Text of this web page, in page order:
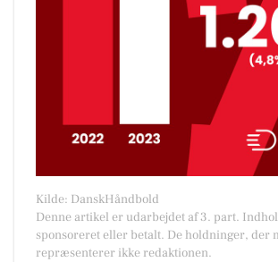
Kilde: DanskHåndbold
Denne artikel er udarbejdet af 3. part.
sponsoreret eller betalt. De holdninger, der
repræsenterer ikke redaktionen.